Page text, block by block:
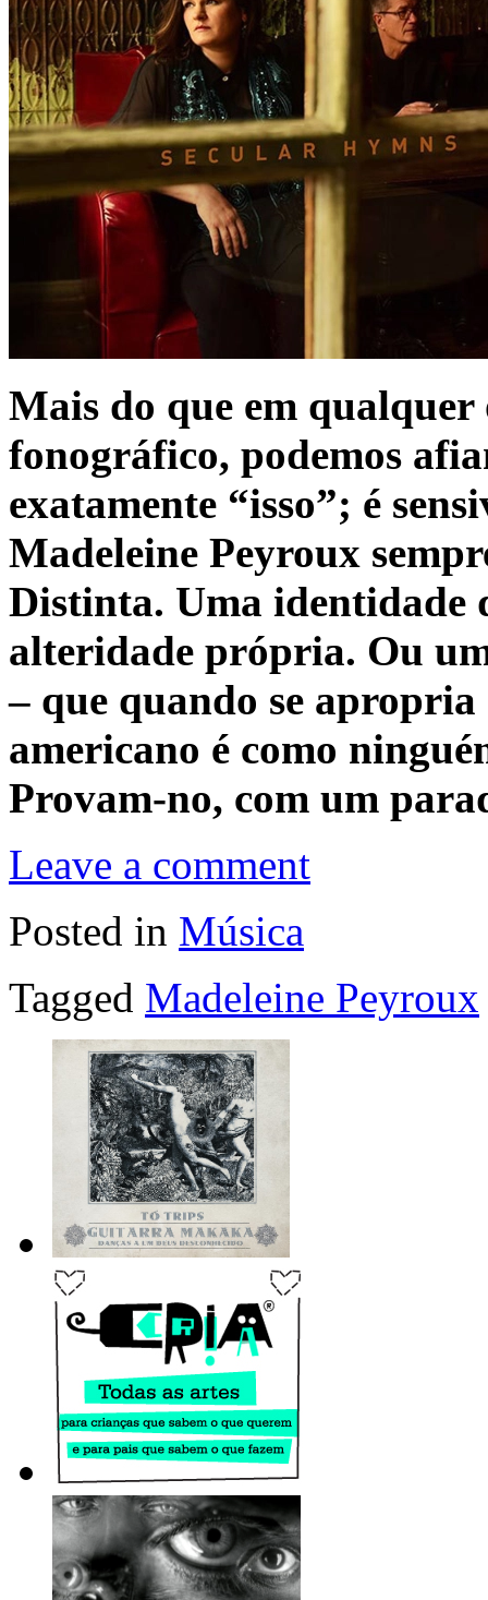
Mais do que em
fonográfico, podemos
exatamente “isso”; é
Madeleine Peyroux
Distinta. Uma identidade
alteridade própria. Ou
– que quando se
americano é como
Provam-no, com um
Leave a comment
Posted in Música
Tagged Madeleine Peyroux